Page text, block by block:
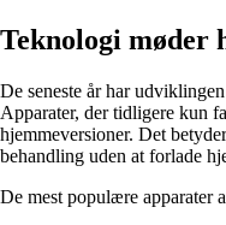
Teknologi møder
De seneste år har
Apparater, der tidligere kun
hjemmeversioner. Det
behandling uden at forlade
De mest populære apparater